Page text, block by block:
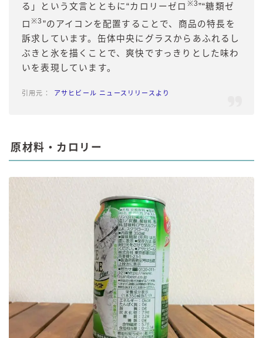
る」という文言とともに“カロリーゼロ ※3”“糖類ゼ
ロ※3 ”のアイコンを配置することで、商品の特長を
訴求しています。缶体中央にグラスからあふれるし
ぶきと氷を描くことで、爽快ですっきりとした味わ
いを表現しています。
アサヒビール ニュースリリースより
原材料・カロリー